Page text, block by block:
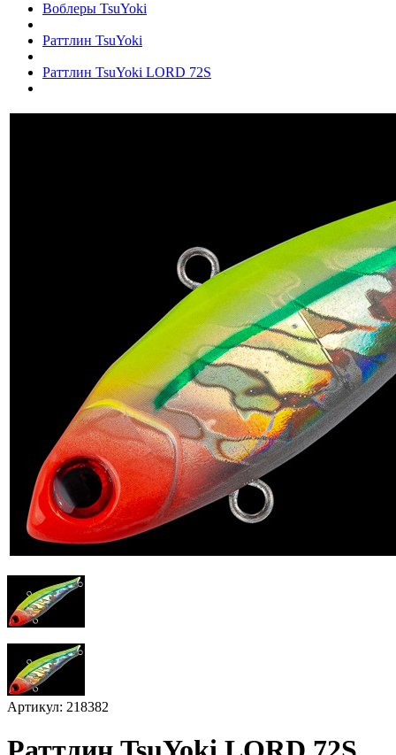
Воблеры TsuYoki
Раттлин TsuYoki
Раттлин TsuYoki LORD 72S
Артикул: 218382